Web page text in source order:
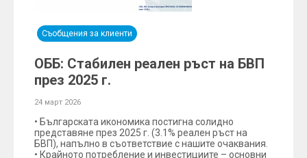
Съобщения за клиенти
ОББ: Стабилен реален ръст на БВП
през 2025 г.
24 март 2026
• Българската икономика постигна солидно
представяне през 2025 г. (3.1% реален ръст на
БВП), напълно в съответствие с нашите очаквания.
• Крайното потребление и инвестициите – основни